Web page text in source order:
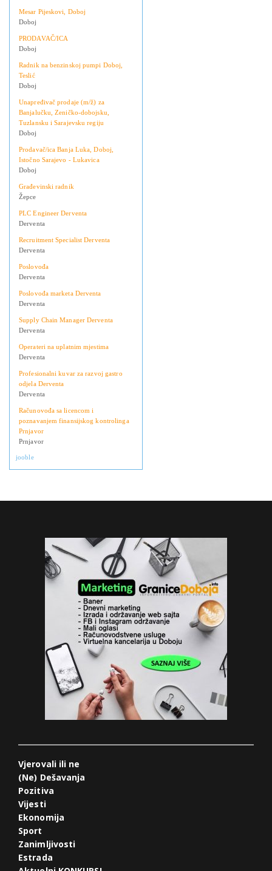
Mesar Pijeskovi, Doboj
Doboj
PRODAVAČ/ICA
Doboj
Radnik na benzinskoj pumpi Doboj,
Teslić
Doboj
Unapređivač prodaje (m/ž) za
Banjalučku, Zeničko-dobojsku,
Tuzlansku i Sarajevsku regiju
Doboj
Prodavač/ica Banja Luka, Doboj,
Istočno Sarajevo - Lukavica
Doboj
Građevinski radnik
Žepce
PLC Engineer Derventa
Derventa
Recruitment Specialist Derventa
Derventa
Poslovođa
Derventa
Poslovođa marketa Derventa
Derventa
Supply Chain Manager Derventa
Derventa
Operateri na uplatnim mjestima
Derventa
Profesionalni kuvar za razvoj gastro
odjela Derventa
Derventa
Računovođa sa licencom i
poznavanjem finansijskog kontrolinga
Prnjavor
Prnjavor
jooble
Vjerovali ili ne
(Ne) Dešavanja
Pozitiva
Vijesti
Ekonomija
Sport
Zanimljivosti
Estrada